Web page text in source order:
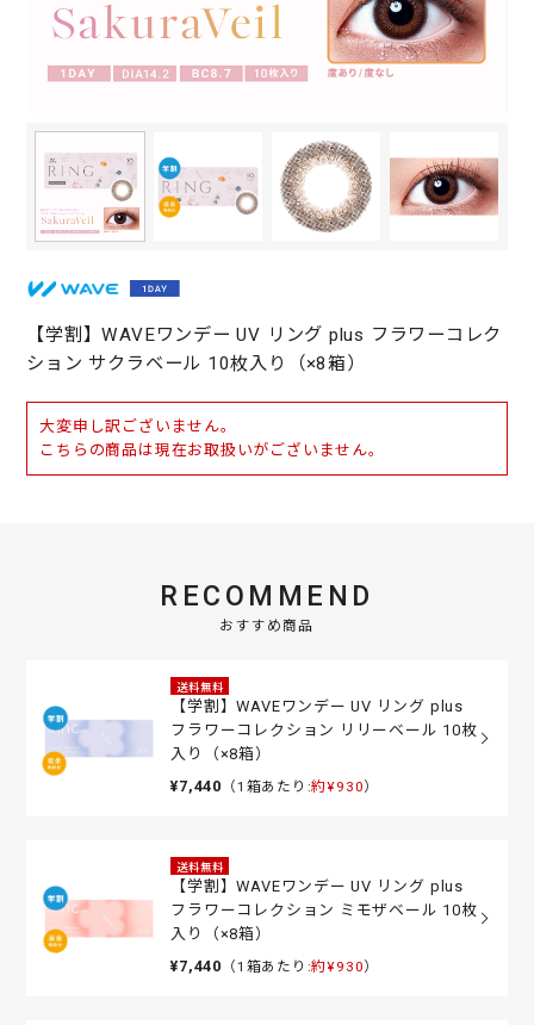
【学割】WAVEワンデー UV リング plus フラワーコレク
ション サクラベール 10枚入り（×8箱）
大変申し訳ございません。
こちらの商品は現在お取扱いがございません。
RECOMMEND
おすすめ商品
送料無料
【学割】WAVEワンデー UV リング plus
フラワーコレクション リリーベール 10枚
入り（×8箱）
¥7,440 （1箱あたり:約¥930）
送料無料
【学割】WAVEワンデー UV リング plus
フラワーコレクション ミモザベール 10枚
入り（×8箱）
¥7,440 （1箱あたり:約¥930）